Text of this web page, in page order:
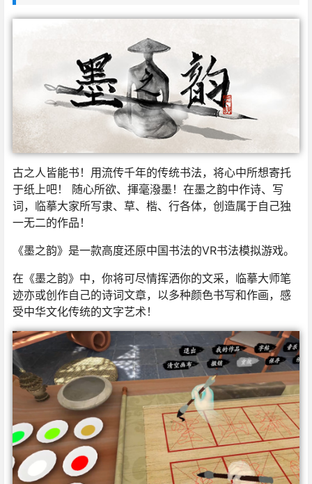
古之人皆能书！用流传千年的传统书法，将心中所想寄托
于纸上吧！ 随心所欲、揮毫潑墨！在墨之韵中作诗、写
词，临摹大家所写隶、草、楷、行各体，创造属于自己独
一无二的作品！
《墨之韵》是一款高度还原中国书法的VR书法模拟游戏。
在《墨之韵》中，你将可尽情挥洒你的文采，临摹大师笔
迹亦或创作自己的诗词文章，以多种颜色书写和作画，感
受中华文化传统的文字艺术！